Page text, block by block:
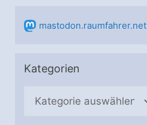
mastodon.raumfahrer.net
Kategorien